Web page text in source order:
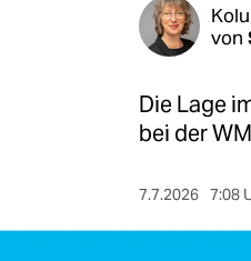
von
Die Lage
bei der
7.7.2026 7:08